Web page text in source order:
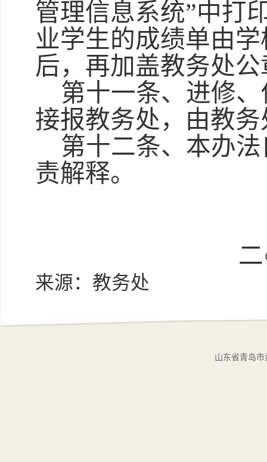
管理信息系统”中打
业学生的成绩单由
后，再加盖教务处
第十一条、进修
接报教务处，由教
第十二条、本办
责解释。
二○○六年
来源：教务处
山东省青岛